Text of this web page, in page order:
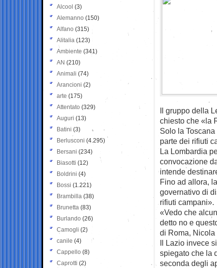
Il gruppo della
chiesto che «la
Solo la
parte dei rifiuti
La Lombardia
convocazione
intende
Fino ad allora,
governativo di
rifiuti campani».
«Vedo che
detto no e
di Roma, Nicola
Il Lazio invece
spiegato che la
seconda degli
Alcool (3)
Alemanno (150)
Alfano (315)
Alitalia (123)
Ambiente (341)
AN (210)
Animali (74)
Arancioni (2)
arte (175)
Attentato (329)
Auguri (13)
Batini (3)
Berlusconi (4.295)
Bersani (234)
Biasotti (12)
Boldrini (4)
Bossi (1.221)
Brambilla (38)
Brunetta (83)
Burlando (26)
Camogli (2)
canile (4)
Cappello (8)
Caprotti (2)